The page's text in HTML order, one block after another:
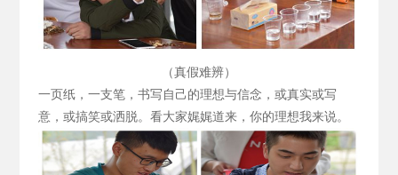
（真假难辨）
一页纸，一支笔，书写自己的理想与信念，或真实或写
意，或搞笑或洒脱。看大家娓娓道来，你的理想我来说。